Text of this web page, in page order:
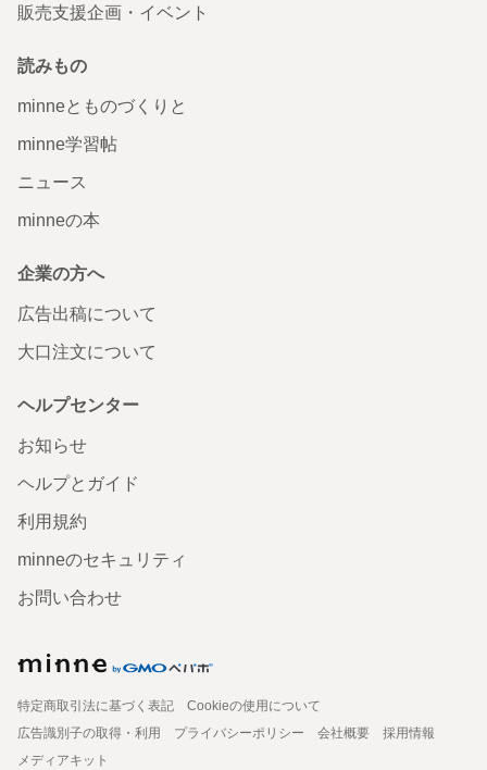
販売支援企画・イベント
読みもの
minneとものづくりと
minne学習帖
ニュース
minneの本
企業の方へ
広告出稿について
大口注文について
ヘルプセンター
お知らせ
ヘルプとガイド
利用規約
minneのセキュリティ
お問い合わせ
特定商取引法に基づく表記
Cookieの使用について
広告識別子の取得・利用
プライバシーポリシー 会社概要
採用情報
メディアキット